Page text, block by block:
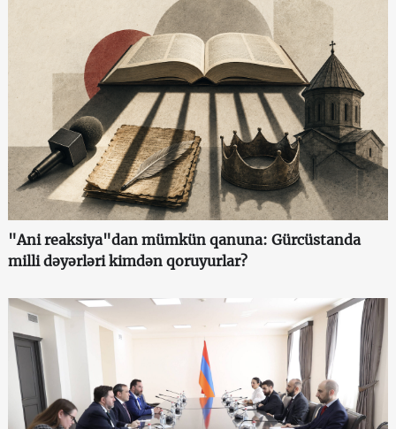
"Ani reaksiya"dan mümkün qanuna: Gürcüstanda
milli dəyərləri kimdən qoruyurlar?